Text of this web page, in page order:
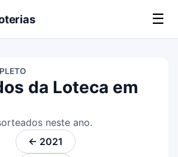
☰
da Loteca em
neste ano.
← 2021